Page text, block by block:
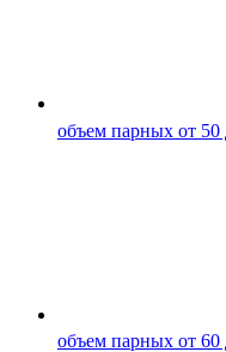
объем парных от 50
объем парных от 60